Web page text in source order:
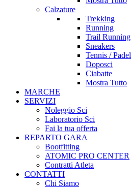
Calzature
Trekking
Running
Trail Running
Sneakers
Tennis / Padel
Doposci
Ciabatte
Mostra Tutto
MARCHE
SERVIZI
Noleggio Sci
Laboratorio Sci
Fai la tua offerta
REPARTO GARA
Bootfitting
ATOMIC PRO CENTER
Contratti Atleta
CONTATTI
Chi Siamo